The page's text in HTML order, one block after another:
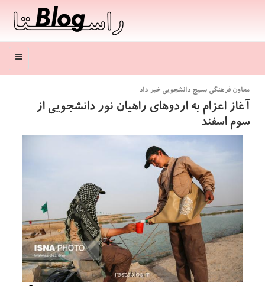
منو
معاون فرهنگی بسیج دانشجویی خبر داد
آغاز اعزام به اردوهای راهیان نور دانشجویی از
سوم اسفند